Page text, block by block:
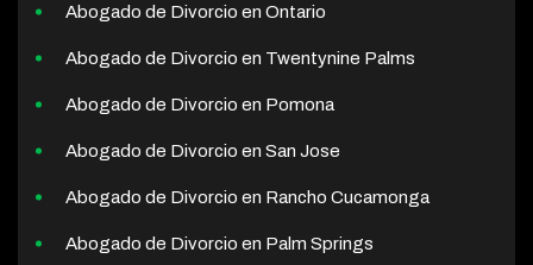
Abogado de Divorcio en Ontario
Abogado de Divorcio en Twentynine Palms
Abogado de Divorcio en Pomona
Abogado de Divorcio en San Jose
Abogado de Divorcio en Rancho Cucamonga
Abogado de Divorcio en Palm Springs